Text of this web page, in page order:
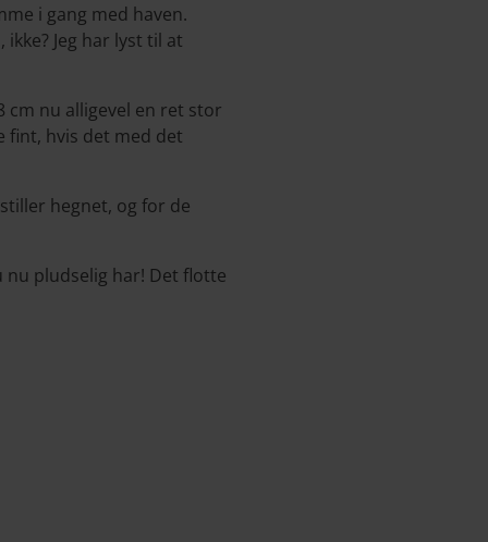
i gang med haven.
Jeg har lyst til at
cm nu alligevel en ret stor
fint, hvis det med det
hegnet, og for de
nu pludselig har! Det flotte